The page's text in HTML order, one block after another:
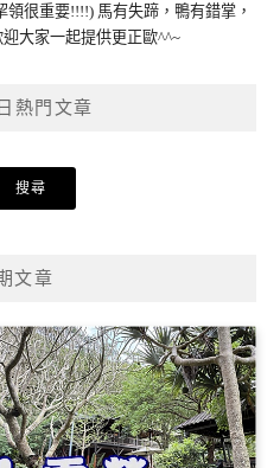
很重要!!!!) 馬有失蹄，鴨有錯掌，
大家一起提供更正歐^^~
熱門文章
文章